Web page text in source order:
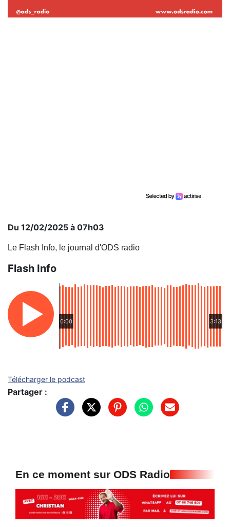
Du 12/02/2025 à 07h03
Le Flash Info, le journal d'ODS radio
Flash Info
0:00 3:13
Télécharger le podcast
Partager :
En ce moment sur ODS Radio